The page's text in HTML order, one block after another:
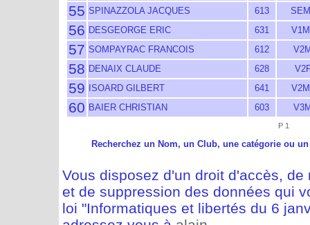
55 SPINAZZOLA JACQUES 613
56 DESGEORGE ERIC 631
57 SOMPAYRAC FRANCOIS 612
58 DENAIX CLAUDE 628
59 ISOARD GILBERT 641
60 BAIER CHRISTIAN 603
P 1
Recherchez un Nom, un Club, une catégorie ou
Vous disposez d'un droit d'accès,
et de suppression des données qui
loi "Informatiques et libertés du 6